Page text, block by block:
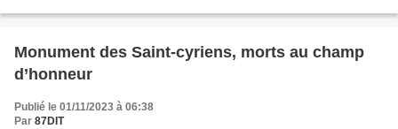
Monument des Saint-cyriens, morts au champ
d’honneur
Publié le 01/11/2023 à 06:38
Par 87DIT